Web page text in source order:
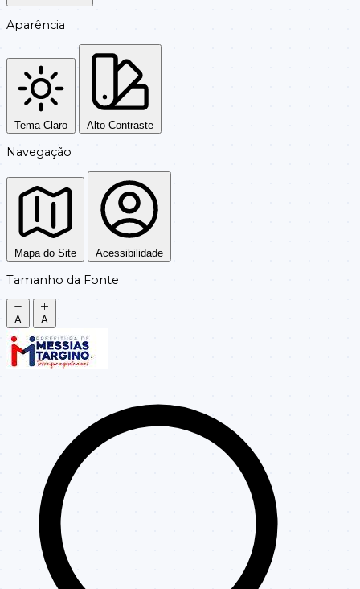
Aparência
Tema Claro Alto Contraste
Navegação
Mapa do Site Acessibilidade
Tamanho da Fonte
A A